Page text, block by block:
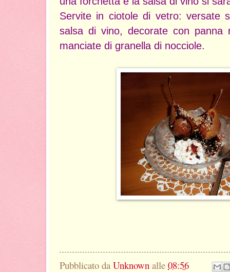
Servite in ciotole di vetro: versate
salsa di vino, decorate con panna
manciate di granella di nocciole.
Pubblicato da Unknown alle 08:56